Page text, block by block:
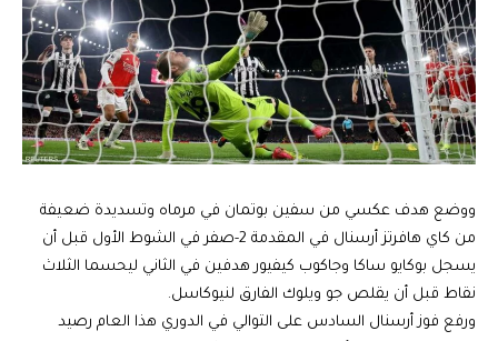
ووضع هدف عكسي من سفين بوتمان في مرماه وتسديدة ضعيفة
من كاي هافرتز أرسنال في المقدمة 2-صفر في الشوط الأول قبل أن
يسجل بوكايو ساكا وجاكوب كيفيور هدفين في الثاني ليحسما الثلاث
نقاط قبل أن يقلص جو ويلوك الفارق لنيوكاسل.
ورفع فوز أرسنال السادس على التوالي في الدوري هذا العام رصيد